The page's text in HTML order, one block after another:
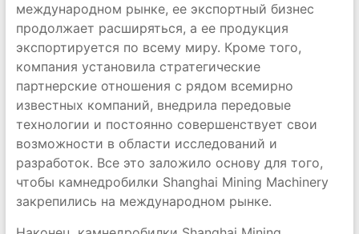
международном рынке, ее экспортный бизнес
продолжает расширяться, а ее продукция
экспортируется по всему миру. Кроме того,
компания установила стратегические
партнерские отношения с рядом всемирно
известных компаний, внедрила передовые
технологии и постоянно совершенствует свои
возможности в области исследований и
разработок. Все это заложило основу для того,
чтобы камнедробилки Shanghai Mining Machinery
закрепились на международном рынке.